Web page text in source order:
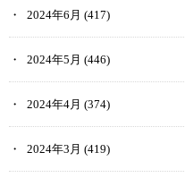
2024年6月 (417)
2024年5月 (446)
2024年4月 (374)
2024年3月 (419)